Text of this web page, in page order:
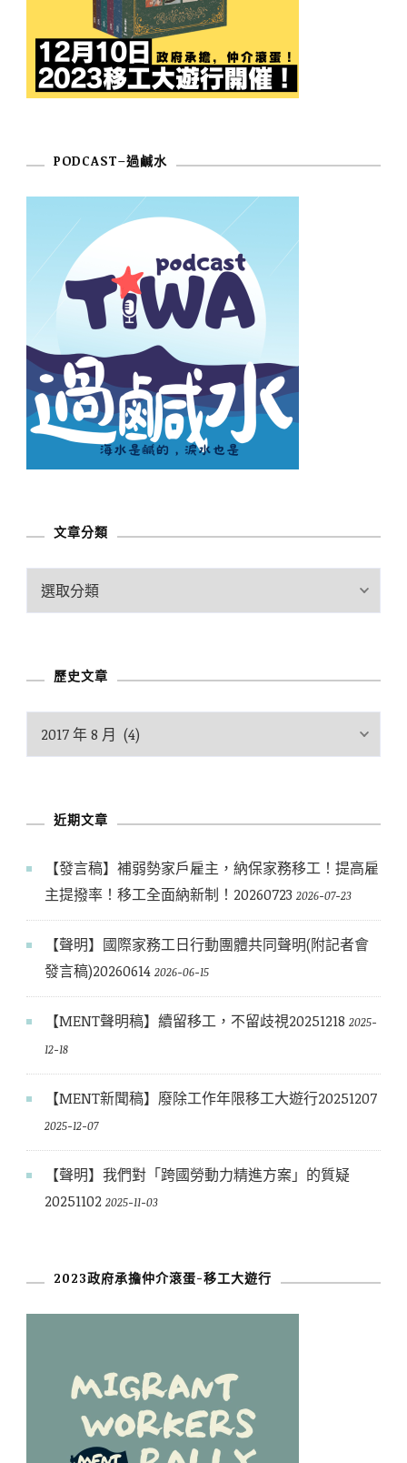
PODCAST–過鹹水
文章分類
歷史文章
近期文章
【發言稿】補弱勢家戶雇主，納保家務移工！提高雇
主提撥率！移工全面納新制！20260723 2026-07-23
【聲明】國際家務工日行動團體共同聲明(附記者會
發言稿)20260614 2026-06-15
【MENT聲明稿】續留移工，不留歧視20251218 2025-
12-18
【MENT新聞稿】廢除工作年限移工大遊行20251207
2025-12-07
【聲明】我們對「跨國勞動力精進方案」的質疑
20251102 2025-11-03
2023政府承擔仲介滾蛋-移工大遊行